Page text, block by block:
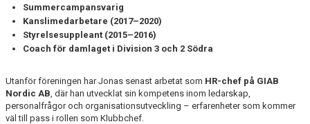
Summercampansvarig
Kanslimedarbetare (2017–2020)
Styrelsesuppleant (2015–2016)
Coach för damlaget i Division 3 och 2 Södra
Utanför föreningen har Jonas senast arbetat som HR-chef på GIAB
Nordic AB, där han utvecklat sin kompetens inom ledarskap,
personalfrågor och organisationsutveckling – erfarenheter som kommer
väl till pass i rollen som Klubbchef.